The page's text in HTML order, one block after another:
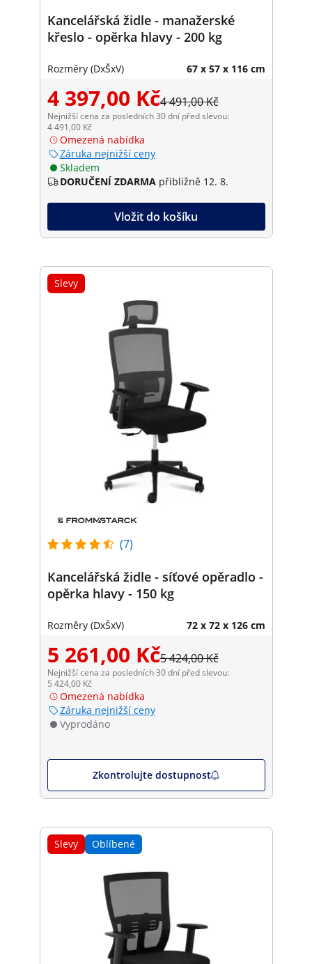
Kancelářská židle - manažerské
křeslo - opěrka hlavy - 200 kg
Rozměry (DxŠxV) 67 x 57 x 116 cm
4 397,00 Kč4 491,00 Kč
Nejnižší cena za posledních 30 dní před slevou:
4 491,00 Kč
Omezená nabídka
Záruka nejnižší ceny
Skladem
DORUČENÍ ZDARMA přibližně 12. 8.
Vložit do košíku
Slevy
(7)
Kancelářská židle - síťové opěradlo -
opěrka hlavy - 150 kg
Rozměry (DxŠxV) 72 x 72 x 126 cm
5 261,00 Kč5 424,00 Kč
Nejnižší cena za posledních 30 dní před slevou:
5 424,00 Kč
Omezená nabídka
Záruka nejnižší ceny
Vyprodáno
Zkontrolujte dostupnost
Slevy Oblíbené